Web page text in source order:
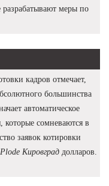
меры по
кадров отмечает,
большинства
автоматическое
сомневаются в
заявок котировки
Кировград долларов.